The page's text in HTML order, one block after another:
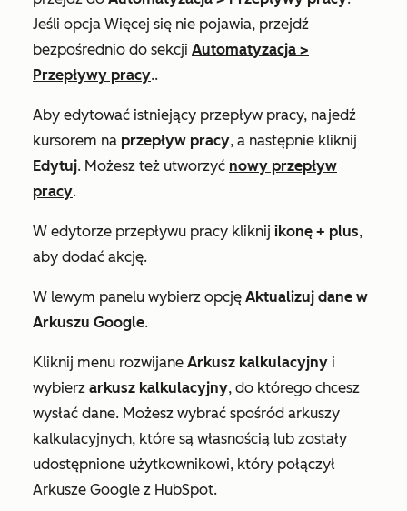
Jeśli opcja Więcej się nie pojawia, przejdź
bezpośrednio do sekcji Automatyzacja >
Przepływy pracy..
Aby edytować istniejący przepływ pracy, najedź
kursorem na przepływ pracy, a następnie kliknij
Edytuj. Możesz też utworzyć nowy przepływ
pracy.
W edytorze przepływu pracy kliknij ikonę + plus,
aby dodać akcję.
W lewym panelu wybierz opcję Aktualizuj dane w
Arkuszu Google.
Kliknij menu rozwijane Arkusz kalkulacyjny i
wybierz arkusz kalkulacyjny, do którego chcesz
wysłać dane. Możesz wybrać spośród arkuszy
kalkulacyjnych, które są własnością lub zostały
udostępnione użytkownikowi, który połączył
Arkusze Google z HubSpot.